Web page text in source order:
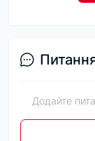
Додайте